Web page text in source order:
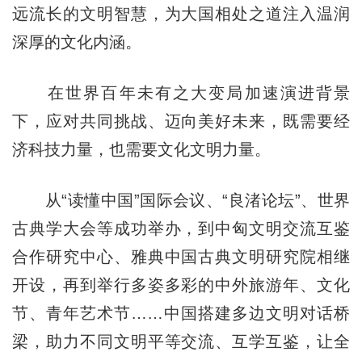
远流长的文明智慧，为大国相处之道注入温润
深厚的文化内涵。
在世界百年未有之大变局加速演进背景
下，应对共同挑战、迈向美好未来，既需要经
济科技力量，也需要文化文明力量。
从“读懂中国”国际会议、“良渚论坛”、世界
古典学大会等成功举办，到中匈文明交流互鉴
合作研究中心、雅典中国古典文明研究院相继
开设，再到举行多姿多彩的中外旅游年、文化
节、青年艺术节……中国搭建多边文明对话桥
梁，助力不同文明平等交流、互学互鉴，让全